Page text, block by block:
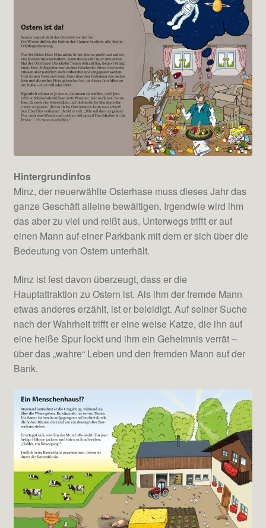
Hintergrundinfos
Minz, der neuerwählte Osterhase muss dieses Jahr das
ganze Geschäft alleine bewältigen. Irgendwie wird ihm
das aber zu viel und reißt aus. Unterwegs trifft er auf
einen Mann auf einer Parkbank mit dem er sich über die
Bedeutung von Ostern unterhält.
Minz ist fest davon überzeugt, dass er die
Hauptattraktion zu Ostern ist. Als ihm der fremde Mann
etwas anderes erzählt, ist er beleidigt. Auf seiner Suche
nach der Wahrheit trifft er eine weise Katze, die ihn auf
eine heiße Spur lockt und ihm ein Geheimnis verrät –
über das „wahre“ Leben und den fremden Mann auf der
Bank.